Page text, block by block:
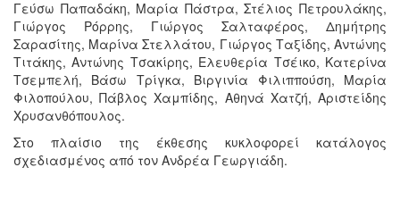
Γεύσω Παπαδάκη, Μαρία Πάστρα, Στέλιος Πετρουλάκης,
Γιώργος Ρόρρης, Γιώργος Σαλταφέρος, Δημήτρης
Σαρασίτης, Μαρίνα Στελλάτου, Γιώργος Ταξίδης, Αντώνης
Τιτάκης, Αντώνης Τσακίρης, Ελευθερία Τσέικο, Κατερίνα
Τσεμπελή, Βάσω Τρίγκα, Βιργινία Φιλιππούση, Μαρία
Φιλοπούλου, Πάβλος Χαμπίδης, Αθηνά Χατζή, Αριστείδης
Χρυσανθόπουλος.
Στο πλαίσιο της έκθεσης κυκλοφορεί κατάλογος
σχεδιασμένος από τον Ανδρέα Γεωργιάδη.